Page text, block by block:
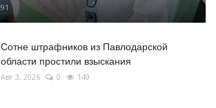
91
Сотне штрафников из Павлодарской
области простили взыскания
Авг 3, 2026 0 149